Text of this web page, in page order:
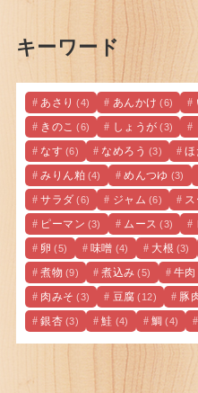
キーワード
あさり (4) あんかけ (6)
きのこ (6) しょうが (3)
なす (6) なめろう (3) ほ
みりん粕 (4) めんつゆ (3)
サラダ (6) ジャム (6)
ピーマン (3) ムース (3)
卵 (5) 味噌 (4) 大根 (3)
煮物 (9) 煮込み (5) 牛肉
肉みそ (3) 豆腐 (12) 豚
銀杏 (3) 鮭 (4) 鯛 (4)